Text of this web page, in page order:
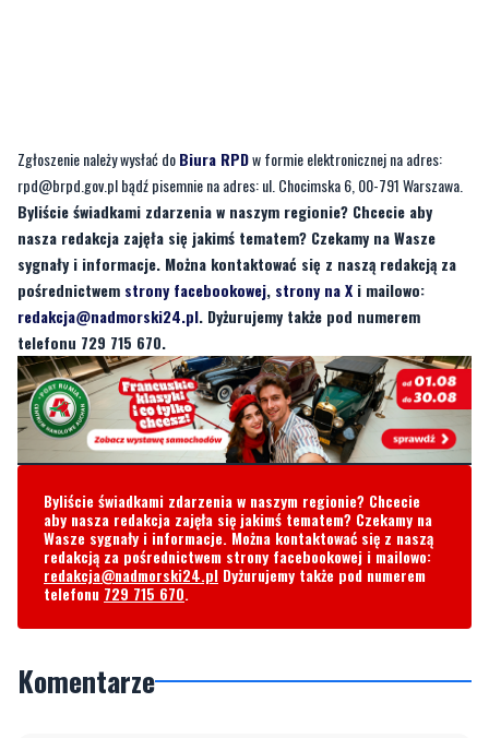
Zgłoszenie należy wysłać doBiura RPDw formie elektronicznej na adres:
rpd@brpd.gov.plbądź pisemnie na adres: ul. Chocimska 6, 00-791 Warszawa.
Byliście świadkami zdarzenia w naszym regionie? Chcecie aby
nasza redakcja zajęła się jakimś tematem? Czekamy na Wasze
sygnały i informacje. Można kontaktować się z naszą redakcją za
pośrednictwemstrony facebookowej,strony na Xi mailowo:
redakcja@nadmorski24.pl. Dyżurujemy także pod numerem
telefonu 729 715 670.
Byliście świadkami zdarzenia w naszym regionie? Chcecie
aby nasza redakcja zajęła się jakimś tematem? Czekamy na
redakcją za pośrednictwem strony facebookowej i mailowo:
telefonu729 715 670